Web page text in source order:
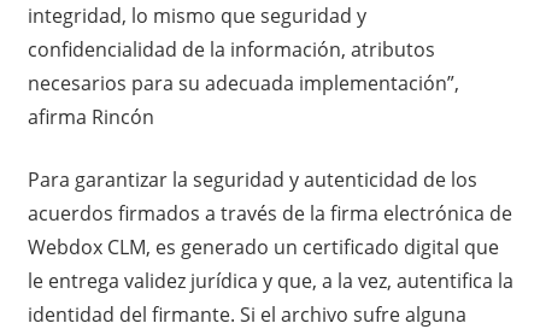
integridad, lo mismo que seguridad y
confidencialidad de la información, atributos
necesarios para su adecuada implementación”,
afirma Rincón
Para garantizar la seguridad y autenticidad de los
acuerdos firmados a través de la firma electrónica de
Webdox CLM, es generado un certificado digital que
le entrega validez jurídica y que, a la vez, autentifica la
identidad del firmante. Si el archivo sufre alguna